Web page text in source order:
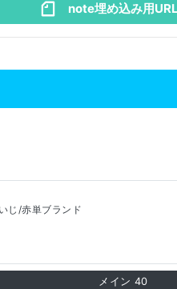
note埋め込み用
じ/赤単ブランド
メイン 40